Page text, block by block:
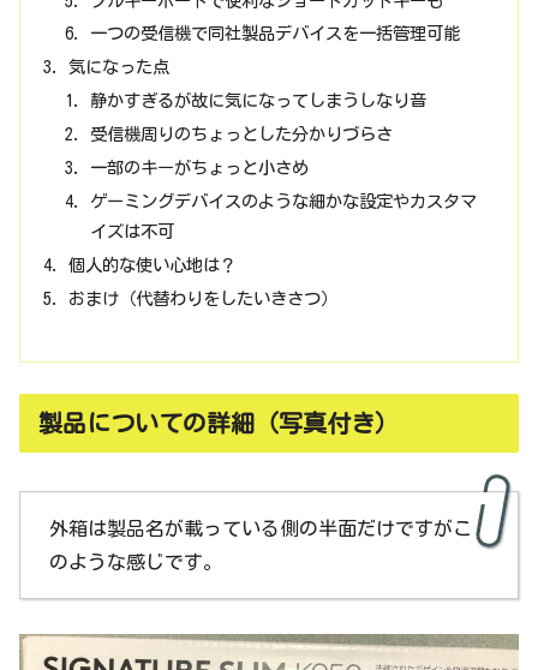
一つの受信機で同社製品デバイスを一括管理可能
気になった点
静かすぎるが故に気になってしまうしなり音
受信機周りのちょっとした分かりづらさ
一部のキーがちょっと小さめ
ゲーミングデバイスのような細かな設定やカスタマ
イズは不可
個人的な使い心地は？
おまけ（代替わりをしたいきさつ）
製品についての詳細（写真付き）
外箱は製品名が載っている側の半面だけですがこ
のような感じです。